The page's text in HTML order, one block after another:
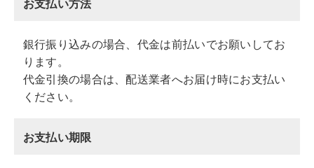
銀行振り込みの場合、代金は前払いでお願いしてお
ります。
代金引換の場合は、配送業者へお届け時にお支払い
ください。
お支払い期限